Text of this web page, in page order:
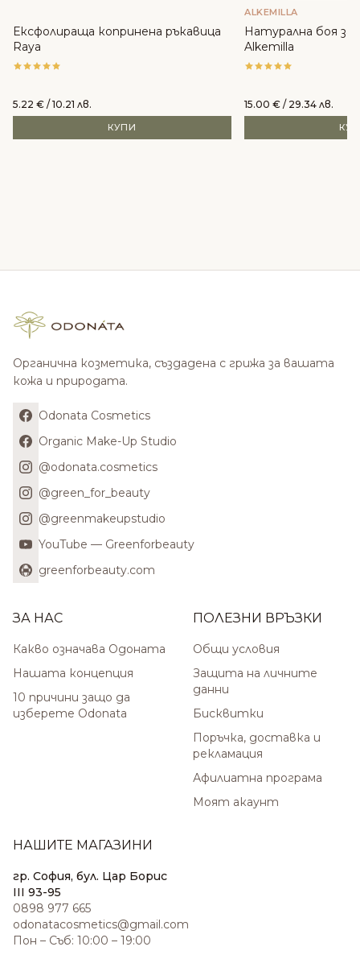
Ексфолираща копринена ръкавица
Raya
5.22 € / 10.21 лв.
КУПИ
ALKEMILLA
Натурална боя за
Alkemilla
15.00 € / 29.34 лв.
Органична козметика, създадена с грижа за вашата
кожа и природата.
Odonata Cosmetics
Organic Make-Up Studio
@odonata.cosmetics
@green_for_beauty
@greenmakeupstudio
YouTube — Greenforbeauty
greenforbeauty.com
ЗА НАС
Какво означава Одоната
Нашата концепция
10 причини защо да
изберете Odonata
ПОЛЕЗНИ ВРЪЗКИ
Общи условия
Защита на личните
данни
Бисквитки
Поръчка, доставка и
рекламация
Афилиатна програма
Моят акаунт
НАШИТЕ МАГАЗИНИ
гр. София, бул. Цар Борис
III 93-95
0898 977 665
odonatacosmetics@gmail.com
Пон – Съб: 10:00 – 19:00